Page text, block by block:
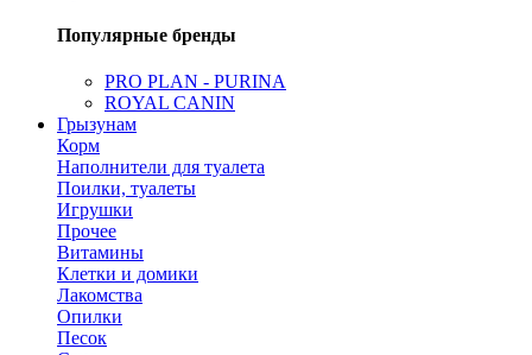
Популярные бренды
PRO PLAN - PURINA
ROYAL CANIN
Грызунам
Корм
Наполнители для туалета
Поилки, туалеты
Игрушки
Прочее
Витамины
Клетки и домики
Лакомства
Опилки
Песок